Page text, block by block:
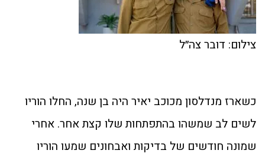
צילום: דובר צה״ל
כשארז מנדלסון מכוכב יאיר היה בן שנה, החלו הוריו
לשים לב שמשהו בהתפתחות שלו קצת אחר. אחרי
שמונה חודשים של בדיקות ואבחונים שמעו הוריו